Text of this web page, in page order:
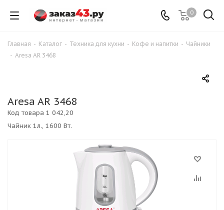
0
Главная - Каталог - Техника для кухни - Кофе и напитки - Чайники
- Aresa AR 3468
Aresa AR 3468
Чайник 1л., 1600 Вт.
Код товара 1 042,20